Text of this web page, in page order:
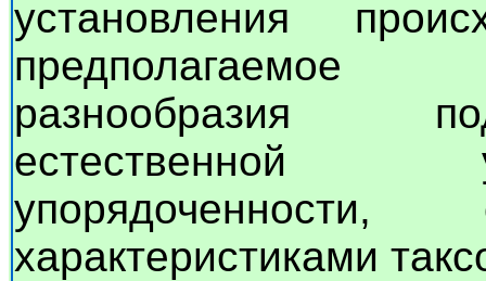
установления
предполагаемое
разнообразия
естественной
упорядоченности,
характеристиками